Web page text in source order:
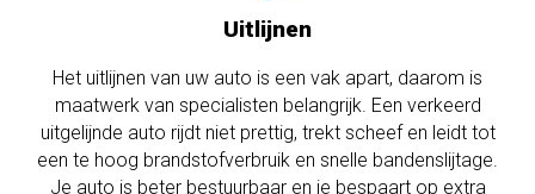
Uitlijnen
Het uitlijnen van uw auto is een vak apart, daarom is
maatwerk van specialisten belangrijk. Een verkeerd
uitgelijnde auto rijdt niet prettig, trekt scheef en leidt tot
een te hoog brandstofverbruik en snelle bandenslijtage.
Je auto is beter bestuurbaar en je bespaart op extra